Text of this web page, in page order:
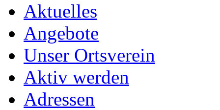
Aktuelles
Angebote
Unser Ortsverein
Aktiv werden
Adressen